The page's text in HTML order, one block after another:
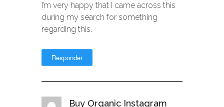
I’m very happy that I came across this
during my search for something
regarding this.
Responder
Buy Organic Instagram